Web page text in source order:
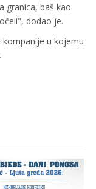
granica, baš kao
dodao je.
u kojemu